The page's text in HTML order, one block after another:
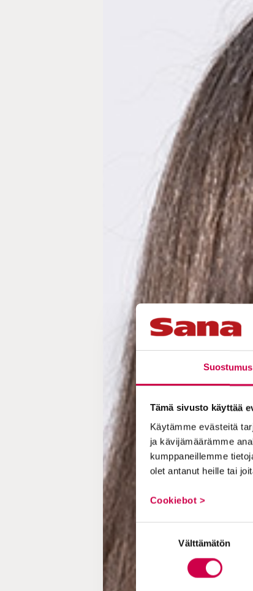
Suostumus
Tämä sivusto käyttää
Käytämme evästeitä
ja kävijämäärämme
kumppaneillemme
olet antanut heille tai
Cookiebot >
Välttämätön